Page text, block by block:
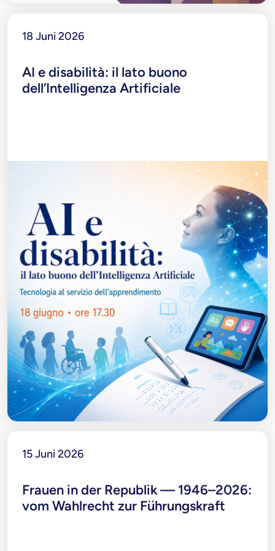
18 Juni 2026
AI e disabilità: il lato buono
dell’Intelligenza Artificiale
15 Juni 2026
Frauen in der Republik — 1946–2026:
vom Wahlrecht zur Führungskraft